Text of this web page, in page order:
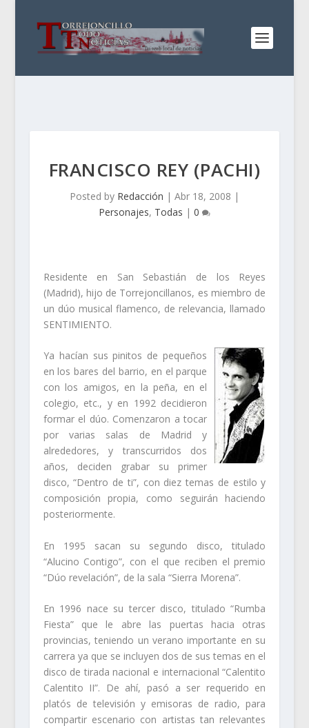
FRANCISCO REY (PACHI)
Posted by Redacción | Abr 18, 2008 |
Personajes, Todas | 0
Residente en San Sebastián de los Reyes
(Madrid), hijo de Torrejoncillanos, es miembro de
un dúo musical flamenco, de relevancia, llamado
SENTIMIENTO.
Ya hacían sus pinitos de pequeños
en los bares del barrio, en el parque
con los amigos, en la peña, en el
colegio, etc., y en 1992 decidieron
formar el dúo. Comenzaron a tocar
por varias salas de Madrid y
alrededores, y transcurridos dos
años, deciden grabar su primer
disco, “Dentro de ti”, con diez temas de estilo y
composición propia, como seguirán haciendo
posteriormente.
En 1995 sacan su segundo disco, titulado
“Alucino Contigo”, con el que reciben el premio
“Dúo revelación”, de la sala “Sierra Morena”.
En 1996 nace su tercer disco, titulado “Rumba
Fiesta” que le abre las puertas hacia otras
provincias, teniendo un verano importante en su
carrera ya que se incluyen dos de sus temas en el
disco de tirada nacional e internacional “Calentito
Calentito II”. De ahí, pasó a ser requerido en
platós de televisión y emisoras de radio, para
compartir escenario con artistas tan relevantes